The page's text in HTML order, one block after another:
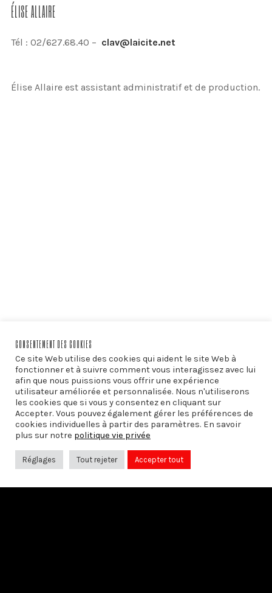
ÉLISE ALLAIRE
Tél : 02/627.68.40 – clav@laicite.net
Élise Allaire est assistant administratif et de production.
SUIVEZ-NOUS SUR:
CONSENTEMENT DES COOKIES
Ce site Web utilise des cookies qui aident le site Web à
fonctionner et à suivre comment vous interagissez avec lui
afin que nous puissions vous offrir une expérience
utilisateur améliorée et personnalisée. Nous n'utiliserons
les cookies que si vous y consentez en cliquant sur
Accepter. Vous pouvez également gérer les préférences de
cookies individuelles à partir des paramètres. En savoir
plus sur notre politique vie privée
Réglages Tout rejeter Accepter tout